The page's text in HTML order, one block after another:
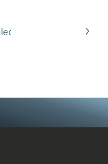
Následující článek